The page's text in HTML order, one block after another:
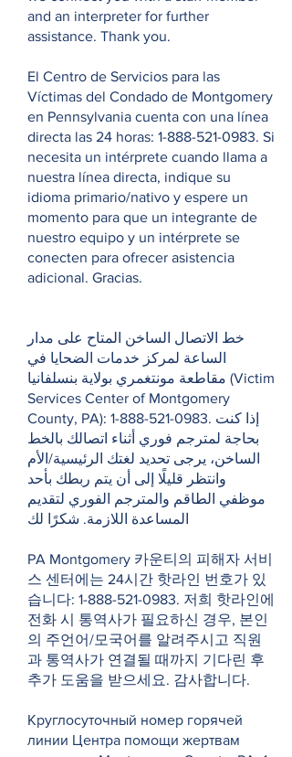
and an interpreter for further
assistance. Thank you.
El Centro de Servicios para las
Víctimas del Condado de Montgomery
en Pennsylvania cuenta con una línea
directa las 24 horas: 1-888-521-0983. Si
necesita un intérprete cuando llama a
nuestra línea directa, indique su
idioma primario/nativo y espere un
momento para que un integrante de
nuestro equipo y un intérprete se
conecten para ofrecer asistencia
adicional. Gracias.
خط الاتصال الساخن المتاح على مدار
الساعة لمركز خدمات الضحايا في
مقاطعة مونتغمري بولاية بنسلفانيا (Victim
Services Center of Montgomery
County, PA): 1-888-521-0983. إذا كنت
بحاجة لمترجم فوري أثناء اتصالك بالخط
الساخن، يرجى تحديد لغتك الرئيسية/الأم
وانتظر قليلًا إلى أن يتم ربطك بأحد
موظفي الطاقم والمترجم الفوري لتقديم
المساعدة اللازمة. شكرًا لك
PA Montgomery 카운티의 피해자 서비
스 센터에는 24시간 핫라인 번호가 있
습니다: 1-888-521-0983. 저희 핫라인에
전화 시 통역사가 필요하신 경우, 본인
의 주언어/모국어를 알려주시고 직원
과 통역사가 연결될 때까지 기다린 후
추가 도움을 받으세요. 감사합니다.
Круглосуточный номер горячей
линии Центра помощи жертвам